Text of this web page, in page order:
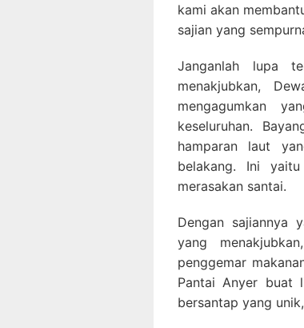
kami akan
sajian yang
Janganlah lupa
menakjubkan,
mengagumkan
keseluruhan.
hamparan laut
belakang. Ini
merasakan santai.
Dengan sajiannya
yang
penggemar
Pantai Anyer buat
bersantap yang